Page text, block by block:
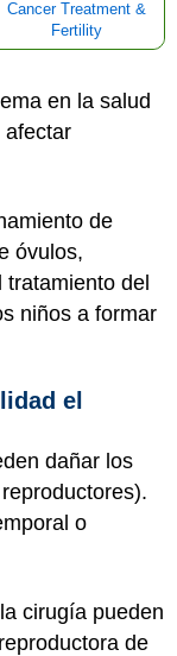
Cancer Treatment &
Fertility
en la salud
afectar
de
óvulos,
tratamiento del
niños a formar
el
dañar los
o
cirugía pueden
de